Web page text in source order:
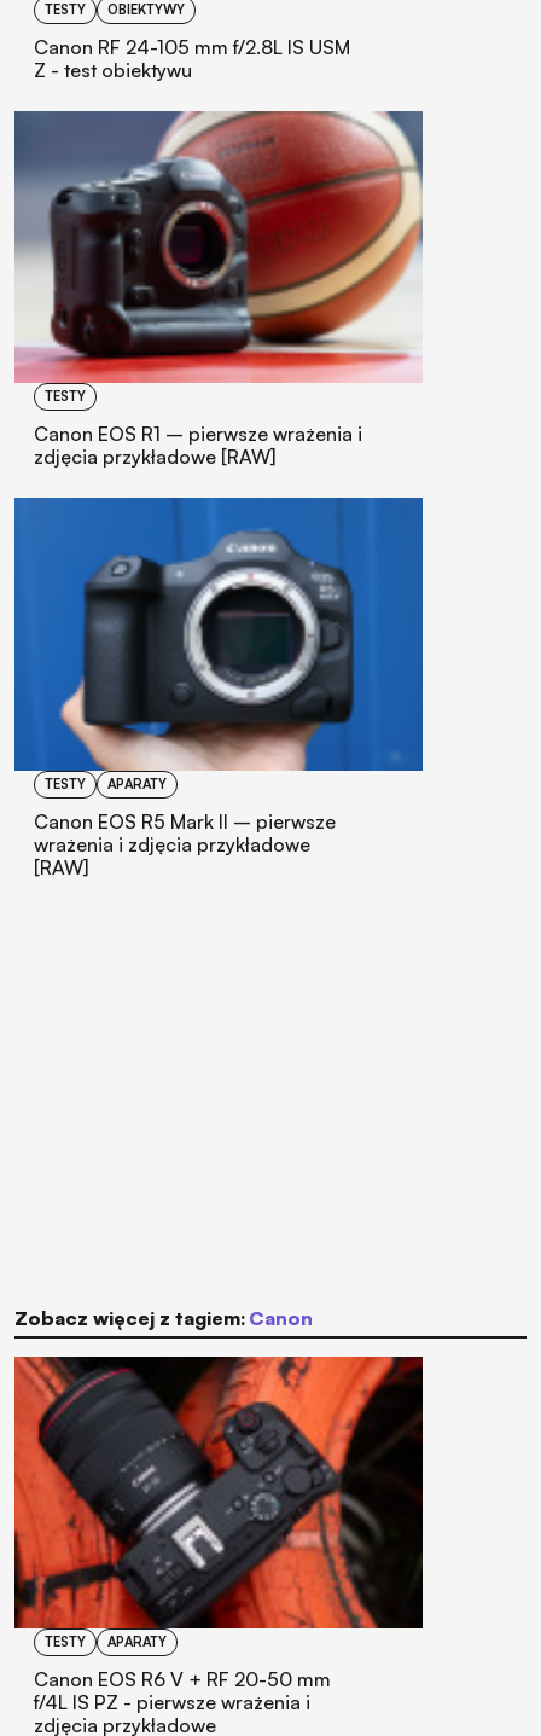
TESTY OBIEKTYWY
Canon RF 24-105 mm f/2.8L IS USM
Z - test obiektywu
TESTY
Canon EOS R1 – pierwsze wrażenia i
zdjęcia przykładowe [RAW]
TESTY APARATY
Canon EOS R5 Mark II – pierwsze
wrażenia i zdjęcia przykładowe
[RAW]
Zobacz więcej z tagiem: Canon
TESTY APARATY
Canon EOS R6 V + RF 20-50 mm
f/4L IS PZ - pierwsze wrażenia i
zdjęcia przykładowe